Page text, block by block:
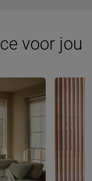
voor jou